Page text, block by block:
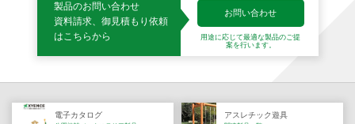
製品のお問い合わせ
資料請求、御見積もり依頼
はこちらから
お問い合わせ
用途に応じて最適な製品のご提
案を行います。
電子カタログ アスレチック遊具